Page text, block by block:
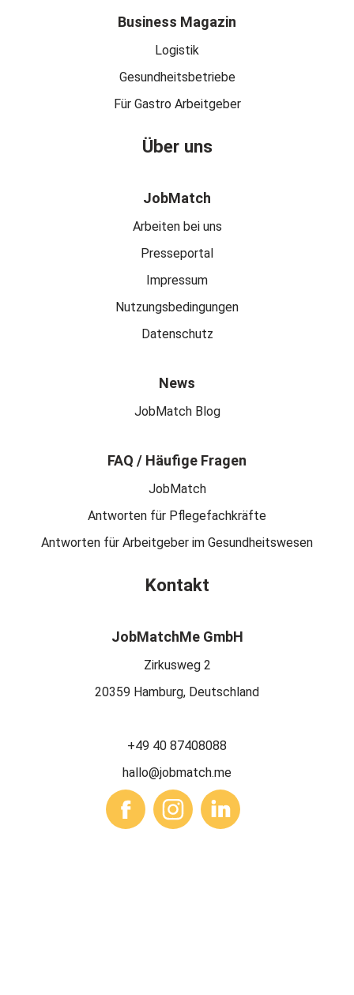
Business Magazin
Logistik
Gesundheitsbetriebe
Für Gastro Arbeitgeber
Über uns
JobMatch
Arbeiten bei uns
Presseportal
Impressum
Nutzungsbedingungen
Datenschutz
News
JobMatch Blog
FAQ / Häufige Fragen
JobMatch
Antworten für Pflegefachkräfte
Antworten für Arbeitgeber im Gesundheitswesen
Kontakt
JobMatchMe GmbH
Zirkusweg 2
20359 Hamburg, Deutschland
+49 40 87408088
hallo@jobmatch.me